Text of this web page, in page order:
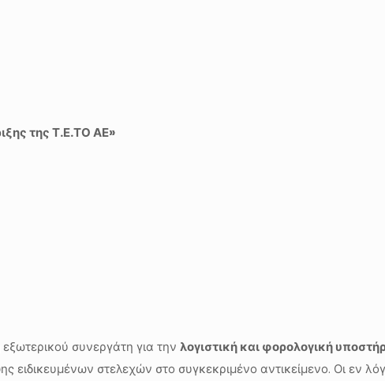
της Τ.Ε.ΤΟ ΑΕ»
συνεργάτη για την λογιστική και φορολογική
ειδικευμένων στελεχών στο συγκεκριμένο αντικείμενο. Οι εν